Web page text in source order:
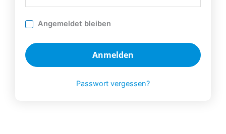
Angemeldet bleiben
Anmelden
Passwort vergessen?